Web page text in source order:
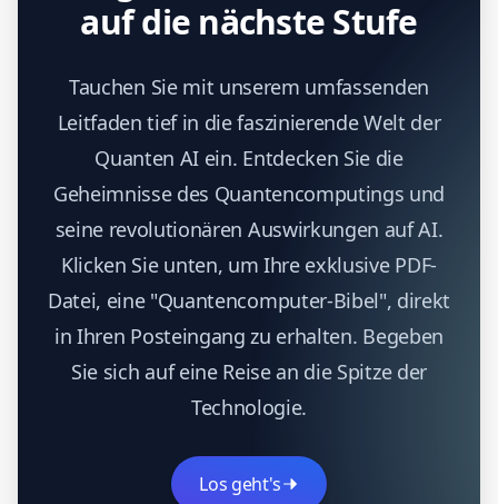
auf die nächste Stufe
Tauchen Sie mit unserem umfassenden
Leitfaden tief in die faszinierende Welt der
Quanten AI ein. Entdecken Sie die
Geheimnisse des Quantencomputings und
seine revolutionären Auswirkungen auf AI.
Klicken Sie unten, um Ihre exklusive PDF-
Datei, eine "Quantencomputer-Bibel", direkt
in Ihren Posteingang zu erhalten. Begeben
Sie sich auf eine Reise an die Spitze der
Technologie.
Los geht's